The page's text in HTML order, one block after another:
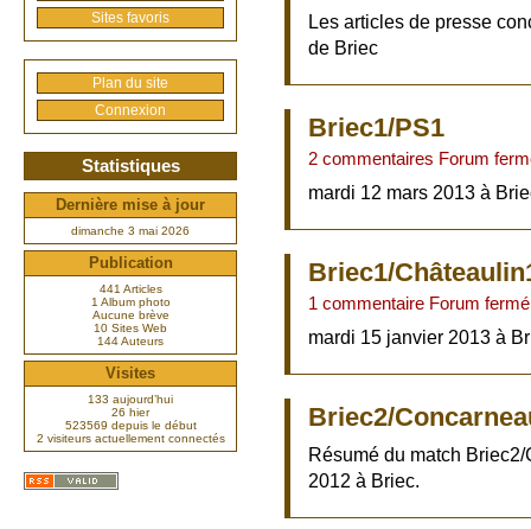
Les articles de presse
de Briec
Briec1/PS1
2 commentaires Forum
mardi 12 mars 2013 à
Briec1/
1 commentaire Forum fermé
mardi 15 janvier 2013 à
Briec2/
Résumé du match
2012 à Briec.
Sites favoris
Plan du site
Connexion
Statistiques
Dernière mise à jour
dimanche 3 mai 2026
Publication
441 Articles
1 Album photo
Aucune brève
10 Sites Web
144 Auteurs
Visites
133 aujourd’hui
26 hier
523569 depuis le début
2 visiteurs actuellement connectés